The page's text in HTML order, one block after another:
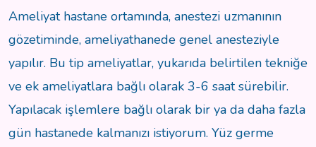
Ameliyat hastane ortamında, anestezi uzmanının
gözetiminde, ameliyathanede genel anesteziyle
yapılır. Bu tip ameliyatlar, yukarıda belirtilen tekniğe
ve ek ameliyatlara bağlı olarak 3-6 saat sürebilir.
Yapılacak işlemlere bağlı olarak bir ya da daha fazla
gün hastanede kalmanızı istiyorum. Yüz germe